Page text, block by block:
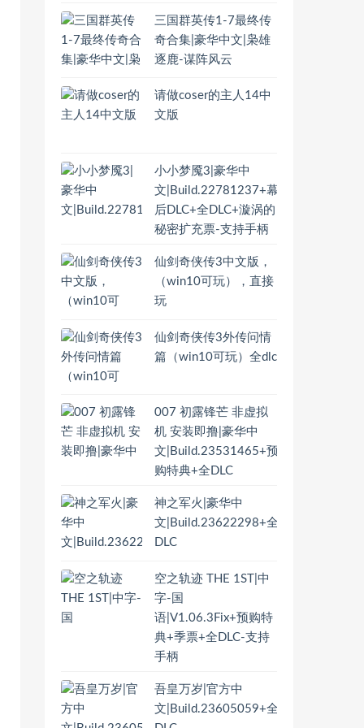
三国群英传1-7最终传
奇合集|豪华中文|枭雄
逐鹿-谋阵风云
请做coser的主人14中
文版
小小梦魇3|豪华中
文|Build.22781237+幕
后DLC+全DLC+漩涡的
秘密扩充票-支持手柄
仙剑奇侠传3中文版，
（win10可玩），直接
玩
仙剑奇侠传3外传问情
篇（win10可玩）全dlc
007 初露锋芒 非虚拟
机 安装即撸|豪华中
文|Build.23531465+预
购特典+全DLC
神之军火|豪华中
文|Build.23622298+全
DLC
空之轨迹 THE 1ST|中
字-国
语|V1.06.3Fix+预购特
典+季票+全DLC-支持
手柄
吾皇万岁|官方中
文|Build.23605059+全